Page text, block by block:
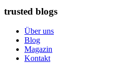
trusted blogs
Über uns
Blog
Magazin
Kontakt